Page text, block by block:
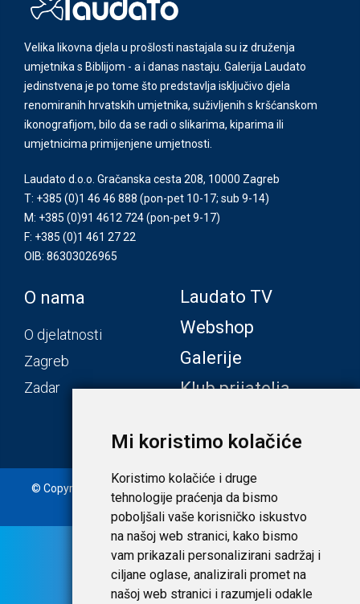
Mi koristimo kolačiće
Koristimo kolačiće i druge
tehnologije praćenja da bismo
poboljšali vaše korisničko iskustvo
na našoj web stranici, kako bismo
vam prikazali personalizirani sadržaj i
ciljane oglase, analizirali promet na
našoj web stranici i razumjeli odakle
Velika likovna djela u prošlosti nastajala su iz druženja
umjetnika s Biblijom - a i danas nastaju. Galerija Laudato
jedinstvena je po tome što predstavlja isključivo djela
renomiranih hrvatskih umjetnika, suživljenih s kršćanskom
ikonografijom, bilo da se radi o slikarima, kiparima ili
umjetnicima primijenjene umjetnosti.
Laudato d.o.o. Gračanska cesta 208, 10000 Zagreb
T: +385 (0)1 46 46 888 (pon-pet 10-17; sub 9-14)
M: +385 (0)91 4612 724(pon-pet 9-17)
F: +385 (0)1 461 27 22
OIB: 86303026965
O nama
O djelatnosti
Zagreb
Zadar
Laudato TV
Webshop
Galerije
Klub prijatelja
© Copyright 2020. Laudato d.o.o. | Tečaj konverzije: 1 EUR =
7,53450 HRK | Uvjeti i privatnost